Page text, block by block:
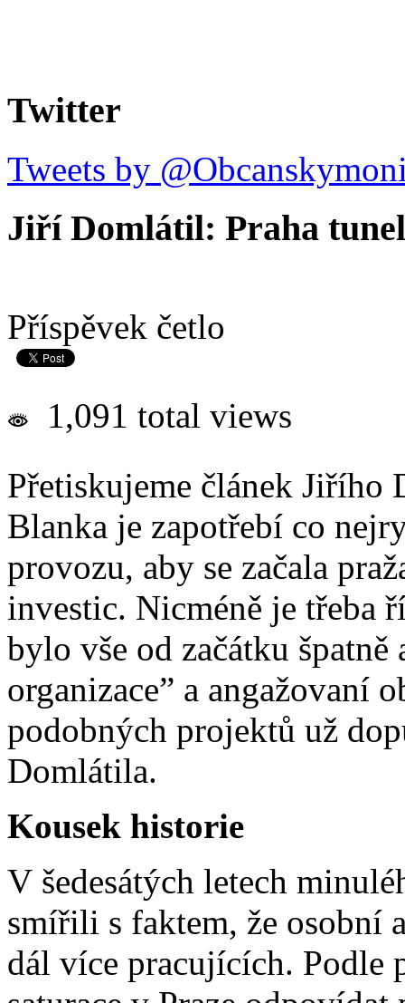
Twitter
Tweets by
Jiří Domlátil: Praha
Příspěvek četlo
1,091 total views
Přetiskujeme článek
Blanka je zapotřebí co
provozu, aby se začala
investic. Nicméně je třeba
bylo vše od začátku
organizace” a angažovaní
podobných projektů už
Domlátila.
Kousek historie
V šedesátých letech
smířili s faktem, že osobní
dál více pracujících. Podle